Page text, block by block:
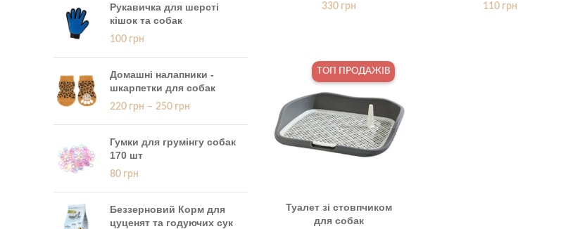
Рукавичка для шерсті
кішок та собак
100 грн
Домашні налапники -
шкарпетки для собак
220 грн – 250 грн
Гумки для грумінгу собак
170 шт
80 грн
Беззерновий Корм для
цуценят та годуючих сук
330грн 110грн
ТОП ПРОДАЖІВ
Туалет зі стовпчиком
для собак